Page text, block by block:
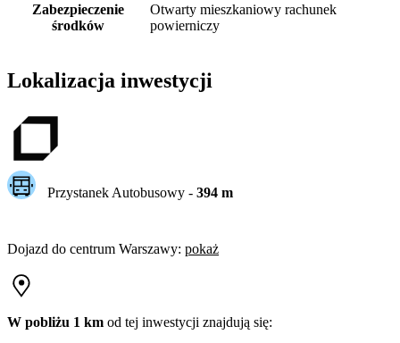
Zabezpieczenie
środków
Otwarty mieszkaniowy rachunek
powierniczy
Lokalizacja inwestycji
Przystanek Autobusowy - 394m
Dojazd do centrum Warszawy: pokaż
W pobliżu 1 km od tej inwestycji znajdują się: